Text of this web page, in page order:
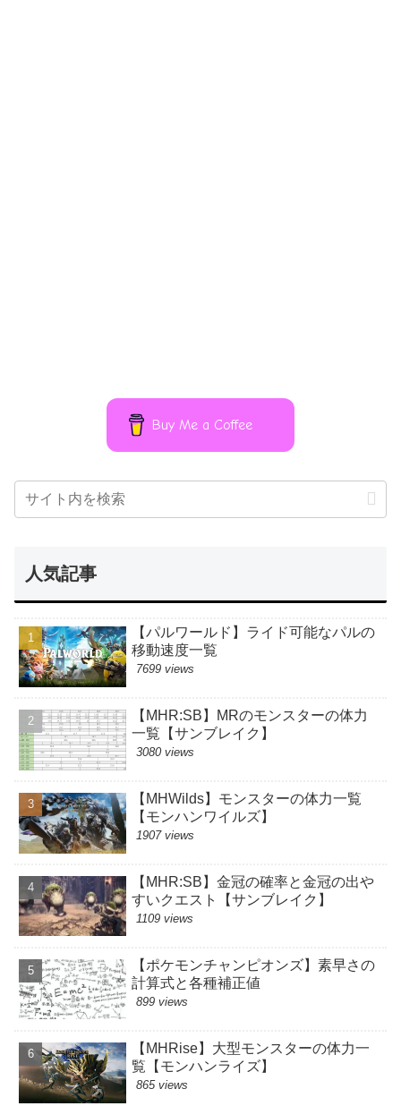
Buy Me a Coffee
人気記事
【パルワールド】ライド可能なパルの
移動速度一覧
7699 views
【MHR:SB】MRのモンスターの体力
一覧【サンブレイク】
3080 views
【MHWilds】モンスターの体力一覧
【モンハンワイルズ】
1907 views
【MHR:SB】金冠の確率と金冠の出や
すいクエスト【サンブレイク】
1109 views
【ポケモンチャンピオンズ】素早さの
計算式と各種補正値
899 views
【MHRise】大型モンスターの体力一
覧【モンハンライズ】
865 views